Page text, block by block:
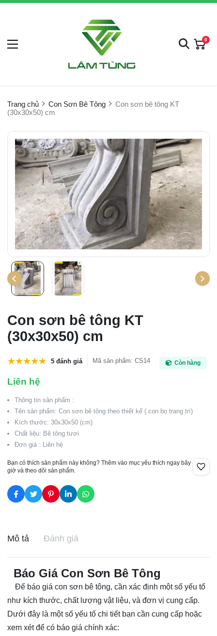
0
Trang chủ Con Sơn Bê Tông
Con sơn bê tông KT
(30x30x50) cm
Con sơn bê tông KT
(30x30x50) cm
5 đánh giá Mã sản phẩm: CS14 Còn hàng
Liên hệ
Thông tin sản phẩm :
Tên sản phẩm: Con sơn bê tông theo thiết kế ( con bọ trang trí)
Kích thước: 30x30x50 (cm)
Chất liệu: Bê tông tươi
Đơn giá : Liên hệ
Bạn có thích sản phẩm này không? Thêm vào mục yêu thích ngay bây
giờ và theo dõi sản phẩm.
Mô tả Đánh giá
Báo Giá Con Sơn Bê Tông
Để báo giá con sơn bê tông, cần xác định một số yếu tố
như kích thước, chất lượng vật liệu, và đơn vị cung cấp.
Dưới đây là một số yếu tố chi tiết bạn cần cung cấp hoặc
xem xét để có báo giá chính xác: